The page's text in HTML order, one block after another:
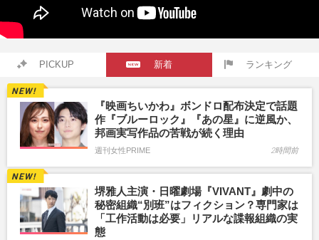
PICKUP 新着 ランキング
『映画ちいかわ』ボンドロ配布決定で話題
作『ブルーロック』『あの星』に逆風か、
邦画実写作品の苦戦が続く理由
週刊女性PRIME 2時間前
堺雅人主演・日曜劇場『VIVANT』劇中の
秘密組織“別班”はフィクション？専門家は
「工作活動は必要」リアルな諜報組織の実
態